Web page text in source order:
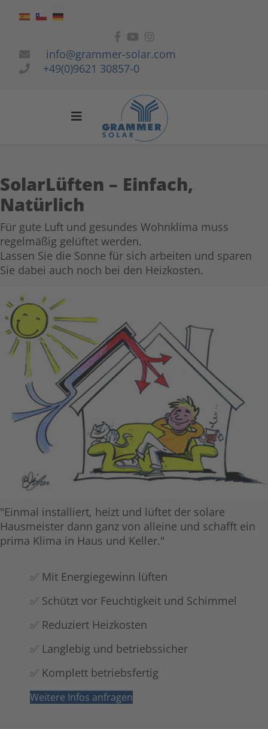
Sprache auswählen
info@grammer-solar.com
+49(0)9621 30857-0
SolarLüften – Einfach,
Natürlich
Für gute Luft und gesundes Wohnklima muss
regelmäßig gelüftet werden.
Lassen Sie die Sonne für sich arbeiten und sparen
Sie dabei auch noch bei den Heizkosten.
"Einmal installiert, heizt und lüftet der solare
Hausmeister dann ganz von alleine und schafft ein
prima Klima in Haus und Keller."
✅ Mit Energiegewinn lüften
✅ Schützt vor Feuchtigkeit und Schimmel
✅ Reduziert Heizkosten
✅ Langlebig und betriebssicher
✅ Komplett betriebsfertig
Weitere Infos anfragen